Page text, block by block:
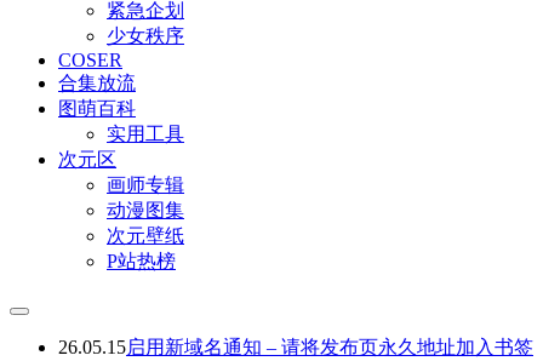
紧急企划
少女秩序
COSER
合集放流
图萌百科
实用工具
次元区
画师专辑
动漫图集
次元壁纸
P站热榜
26.05.15启用新域名通知 – 请将发布页永久地址加入书签